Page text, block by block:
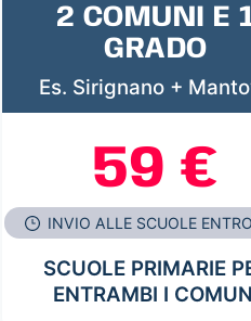
2 COMUNI E
GRADO
Es. Sirignano +
59 €
INVIO ALLE SCUOLE
SCUOLE PRIMARIE
ENTRAMBI I